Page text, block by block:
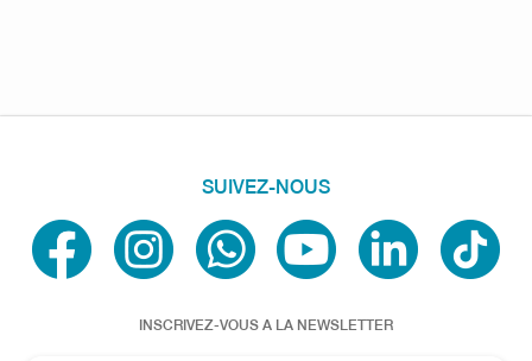
SUIVEZ-NOUS
INSCRIVEZ-VOUS A LA NEWSLETTER